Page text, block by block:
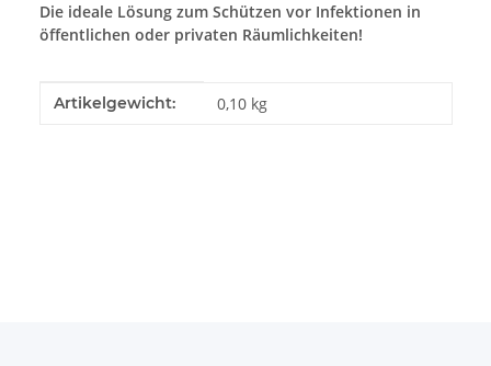
Die ideale Lösung zum Schützen vor Infektionen in
öffentlichen oder privaten Räumlichkeiten!
Produkteigenschaft
Wert
Artikelgewicht: 0,10 kg